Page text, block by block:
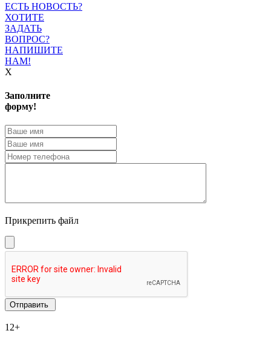
ЕСТЬ НОВОСТЬ?
ХОТИТЕ
ЗАДАТЬ
ВОПРОС?
НАПИШИТЕ
НАМ!
X
Заполните
форму!
Прикрепить файл
12+